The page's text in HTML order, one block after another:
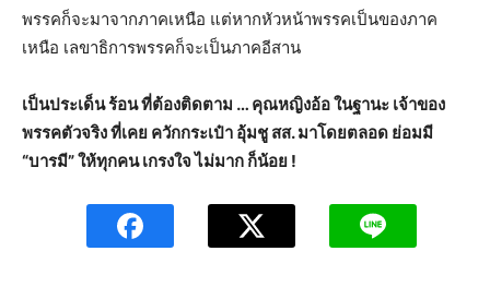
พรรคก็จะมาจากภาคเหนือ แต่หากหัวหน้าพรรคเป็นของภาค
เหนือ เลขาธิการพรรคก็จะเป็นภาคอีสาน
เป็นประเด็น ร้อน ที่ต้องติดตาม … คุณหญิงอ้อ ในฐานะ เจ้าของ
พรรคตัวจริง ที่เคย ควักกระเป๋า อุ้มชู สส. มาโดยตลอด ย่อมมี
“บารมี” ให้ทุกคน เกรงใจ ไม่มาก ก็น้อย !